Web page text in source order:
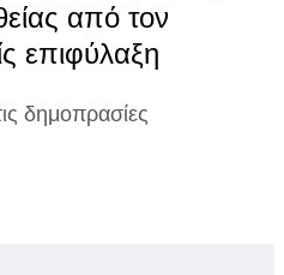
από τον
επιφύλαξη
δημοπρασίες